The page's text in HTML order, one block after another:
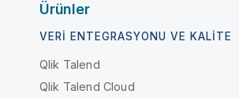
Ürünler
VERI ENTEGRASYONU VE KALITE
Qlik Talend
Qlik Talend Cloud